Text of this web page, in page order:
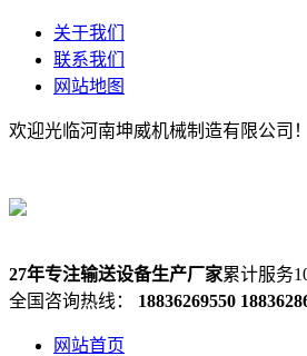
关于我们
联系我们
网站地图
欢迎光临河南坤威机械制造有限公司！
27年专注输送设备生产厂家累计服务
全国咨询热线： 18836269550
网站首页